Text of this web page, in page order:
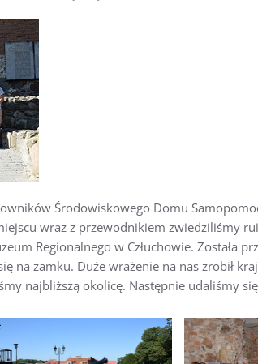
Środowiskowego Domu
wraz z przewodnikiem zwiedziliśmy
Regionalnego w Człuchowie. Została
na zamku. Duże wrażenie na nas zrobił
najbliższą okolicę. Następnie udaliśmy